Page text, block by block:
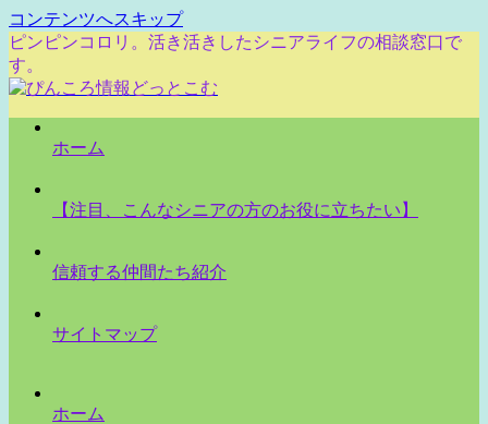
コンテンツへスキップ
ピンピンコロリ。活き活きしたシニアライフの相談窓口で
す。
ホーム
【注目、こんなシニアの方のお役に立ちたい】
信頼する仲間たち紹介
サイトマップ
ホーム